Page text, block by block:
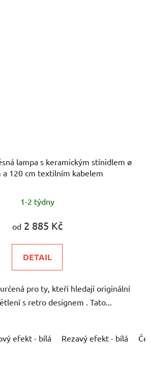
lampa s keramickým stínidlem ø
a 120 cm textilním kabelem
1-2 týdny
od2 885 Kč
DETAIL
pro ty, kteří hledají originální
s retro designem . Tato...
efekt - bílá Rezavý efekt - bílá